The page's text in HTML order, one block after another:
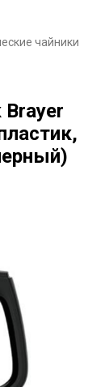
чайники
Brayer